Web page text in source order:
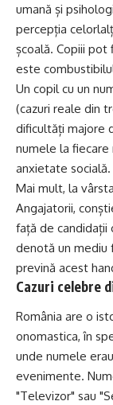
umană și
percepția
școală. Copiii pot
este
Un copil cu un
(cazuri reale din
dificultăți majore
numele la fiecare
anxietate socială.
Mai mult, la
Angajatorii,
față de candidații
denotă un mediu
prevină acest
Cazuri celebre
România are o
onomastica, în
unde numele
evenimente.
"Televizor" sau